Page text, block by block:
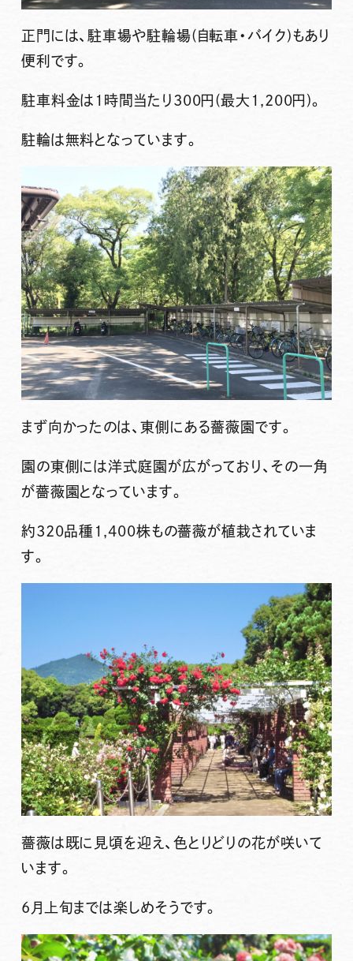
正門には、駐車場や駐輪場(自転車・バイク)もあり
便利です。
駐車料金は1時間当たり300円(最大1,200円)。
駐輪は無料となっています。
まず向かったのは、東側にある薔薇園です。
園の東側には洋式庭園が広がっており、その一角
が薔薇園となっています。
約320品種1,400株もの薔薇が植栽されていま
す。
薔薇は既に見頃を迎え、色とりどりの花が咲いて
います。
6月上旬までは楽しめそうです。